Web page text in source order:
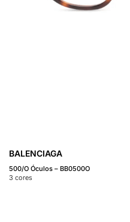
BALENCIAGA
500/O Óculos – BB0500O
3 cores